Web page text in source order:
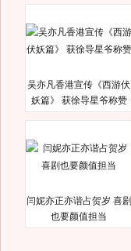
吴亦凡香港宣传《西游伏
妖篇》 获徐导星爷称赞
闫妮亦正亦谐占贺岁 喜剧
也要颜值担当